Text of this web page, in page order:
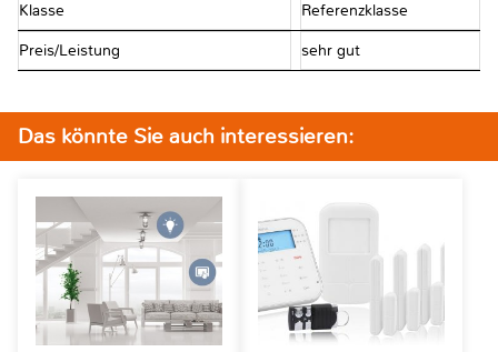
Klasse Referenzklasse
Preis/Leistung sehr gut
Das könnte Sie auch interessieren: